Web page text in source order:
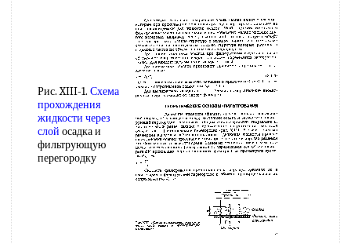
Рис. XIII-1. Схема
прохождения
жидкости через
слой осадка и
фильтрующую
перегородку